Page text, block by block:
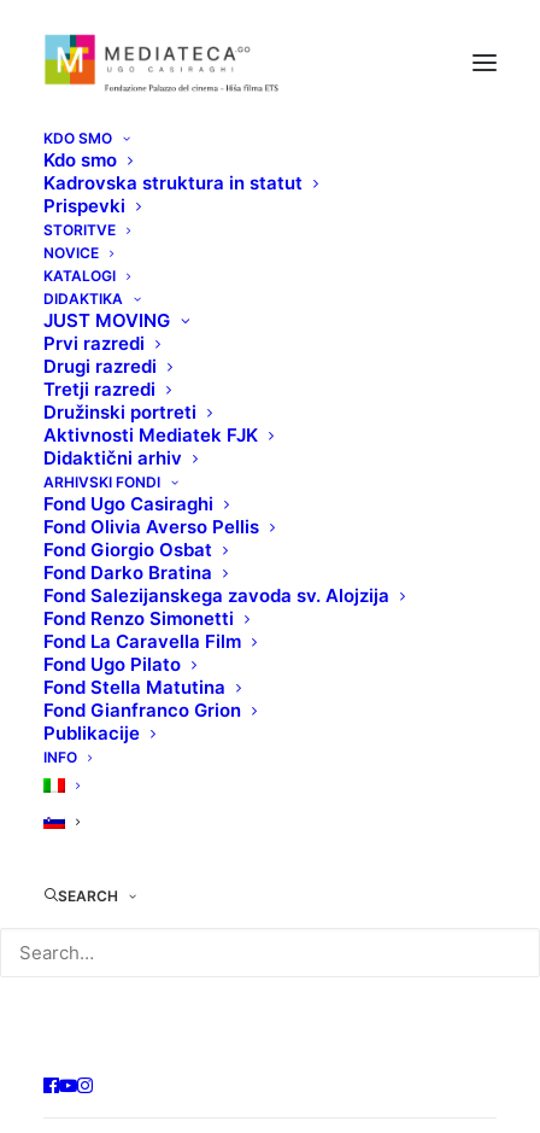
KDO SMO
Kdo smo
Kadrovska struktura in statut
Prispevki
STORITVE
NOVICE
KATALOGI
DIDAKTIKA
JUST MOVING
Prvi razredi
Drugi razredi
Tretji razredi
Družinski portreti
Aktivnosti Mediatek FJK
Didaktični arhiv
ARHIVSKI FONDI
Fond Ugo Casiraghi
Fond Olivia Averso Pellis
Fond Giorgio Osbat
Fond Darko Bratina
Fond Salezijanskega zavoda sv. Alojzija
Fond Renzo Simonetti
Fond La Caravella Film
Fond Ugo Pilato
Fond Stella Matutina
Fond Gianfranco Grion
Publikacije
INFO
SEARCH
ALEXANDRE... VESELI
ČLOVEK
18 MARCA, 2021
TEHNIČNI LIST:
Original naslov: Alexandre le bienheureux
Režiser/ka: Yves Robert
Igralci: Philippe Noiret, Françoise Brion, Marlène
Jobert
Leto produkcije
Država produkcije